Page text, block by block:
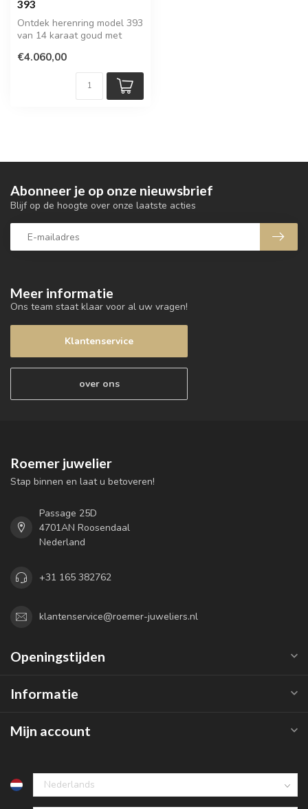
393
Ontdek herenring model 393
van 14 karaat goud met
st...
€4.060,00
Meer informatie
Ons team staat klaar voor al uw vragen!
Klantenservice
over ons
Abonneer je op onze nieuwsbrief
Blijf op de hoogte over onze laatste acties
Roemer juwelier
Stap binnen en laat u betoveren!
Passage 25D
4701AN Roosendaal
Nederland
+31 165 382762
klantenservice@roemer-juweliers.nl
Openingstijden
Informatie
Mijn account